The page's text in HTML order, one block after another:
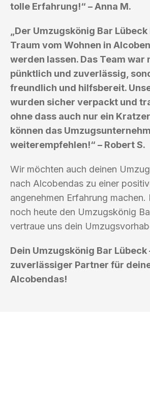
tolle Erfahrung!“ – Anna M.
„Der Umzugskönig Bar
Traum vom Wohnen in
werden lassen. Das Team war
pünktlich und zuverlässig,
freundlich und hilfsbereit.
wurden sicher verpackt und
ohne dass auch nur ein
können das
weiterempfehlen!“ – Robert S.
Wir möchten auch deinen
nach Alcobendas zu einer
angenehmen Erfahrung machen.
noch heute den Umzugskönig
vertraue uns dein
Dein Umzugskönig Bar Lübeck
zuverlässiger Partner für
Alcobendas!